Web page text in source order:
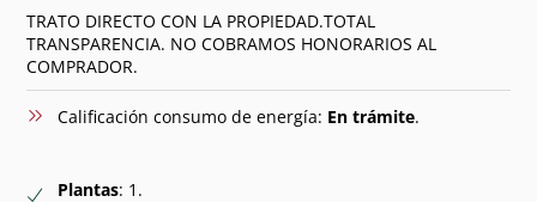
TRATO DIRECTO CON LA PROPIEDAD.TOTAL
TRANSPARENCIA. NO COBRAMOS HONORARIOS AL
COMPRADOR.
Calificación consumo de energía: En trámite.
Plantas: 1.